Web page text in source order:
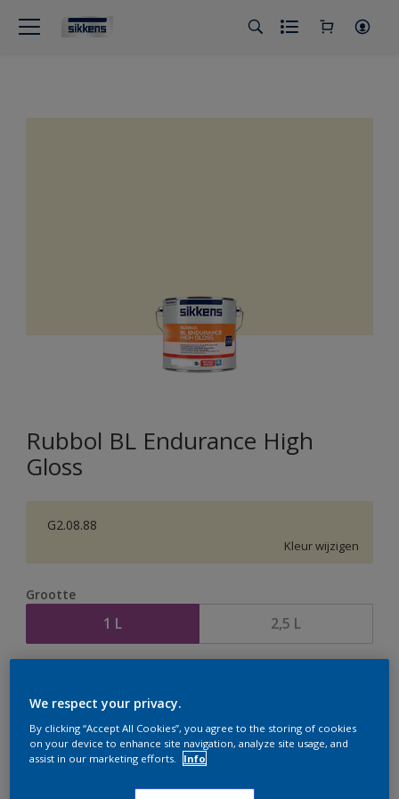
Rubbol BL Endurance High
Gloss
G2.08.88
Kleur wijzigen
Grootte
1 L 2,5 L
te bestellen. Houd de website in de gaten, we werken
We respect your privacy.
By clicking “Accept All Cookies”, you agree to the storing of cookies
on your device to enhance site navigation, analyze site usage, and
assist in our marketing efforts.
Info